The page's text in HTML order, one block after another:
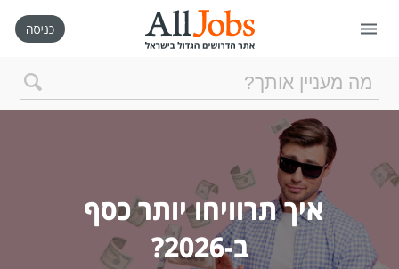
דף הבית
חיפוש חדש
ניהול החיפושים שלי
רכישת AllJobs VIP
איך תרוויחו יותר כסף
ב-2026?